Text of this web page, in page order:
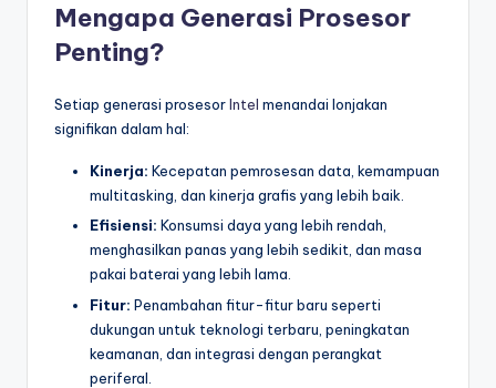
Mengapa Generasi Prosesor
Penting?
Setiap generasi prosesorIntel menandai lonjakan
signifikan dalam hal:
Kinerja: Kecepatan pemrosesan data, kemampuan
multitasking, dan kinerja grafis yang lebih baik.
Efisiensi: Konsumsi daya yang lebih rendah,
menghasilkan panas yang lebih sedikit, dan masa
pakai baterai yang lebih lama.
Fitur: Penambahan fitur-fitur baru seperti
dukungan untuk teknologi terbaru, peningkatan
keamanan, dan integrasi dengan perangkat
periferal.